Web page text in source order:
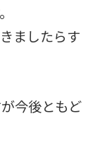
ましたらす
今後ともど